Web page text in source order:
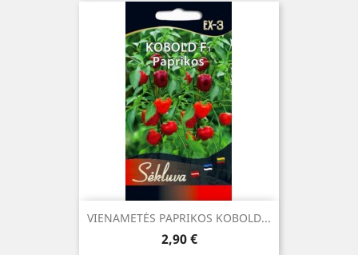
VIENAMETĖS PAPRIKOS KOBOLD...
Kaina
2,90 €